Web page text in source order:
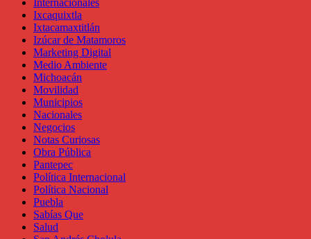
Internacionales
Ixcaquixtla
Ixtacamaxtitlán
Izúcar de Matamoros
Marketing Digital
Medio Ambiente
Michoacán
Movilidad
Municipios
Nacionales
Negocios
Notas Curiosas
Obra Pública
Pantepec
Política Internacional
Política Nacional
Puebla
Sabías Que
Salud